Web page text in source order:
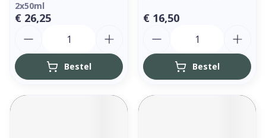
2x50ml
€ 26,25
Bestel
€ 16,50
Bestel